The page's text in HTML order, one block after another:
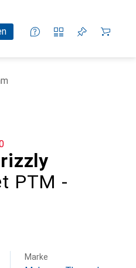
PTM -
Marke